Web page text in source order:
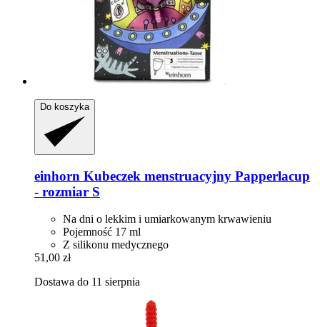
Do koszyka
einhorn Kubeczek menstruacyjny Papperlacup
-​ rozmiar S
Na dni o lekkim i umiarkowanym krwawieniu
Pojemność 17 ml
Z silikonu medycznego
51,00 zł
Dostawa do 11 sierpnia